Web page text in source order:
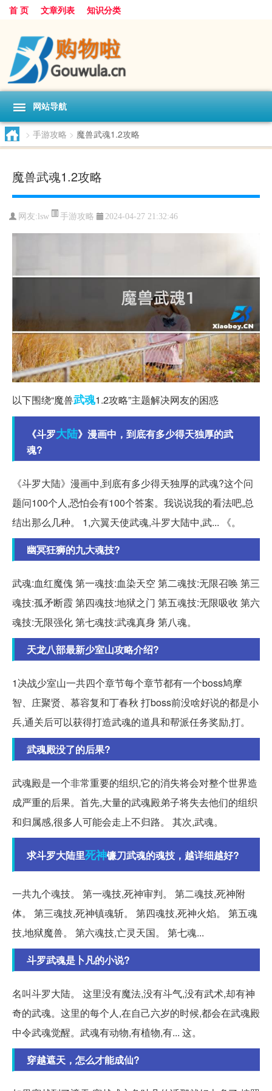
首 页 文章列表 知识分类
网站导航
> 手游攻略 > 魔兽武魂1.2攻略
魔兽武魂1.2攻略
网友:lsw 手游攻略 2024-04-27 21:32:46
以下围绕“魔兽武魂1.2攻略”主题解决网友的困惑
《斗罗大陆》漫画中，到底有多少得天独厚的武
魂?
《斗罗大陆》漫画中,到底有多少得天独厚的武魂?这个问
题问100个人,恐怕会有100个答案。我说说我的看法吧,总
结出那么几种。 1,六翼天使武魂,斗罗大陆中,武... 《。
幽冥狂狮的九大魂技?
武魂:血红魔傀 第一魂技:血染天空 第二魂技:无限召唤 第三
魂技:孤矛断霞 第四魂技:地狱之门 第五魂技:无限吸收 第六
魂技:无限强化 第七魂技:武魂真身 第八魂。
天龙八部最新少室山攻略介绍?
1决战少室山一共四个章节每个章节都有一个boss鸠摩
智、庄聚贤、慕容复和丁春秋 打boss前没啥好说的都是小
兵,通关后可以获得打造武魂的道具和帮派任务奖励,打。
武魂殿没了的后果?
武魂殿是一个非常重要的组织,它的消失将会对整个世界造
成严重的后果。首先,大量的武魂殿弟子将失去他们的组织
和归属感,很多人可能会走上不归路。 其次,武魂。
求斗罗大陆里死神镰刀武魂的魂技，越详细越好?
一共九个魂技。 第一魂技,死神审判。 第二魂技,死神附
体。 第三魂技,死神镇魂斩。 第四魂技,死神火焰。 第五魂
技,地狱魔兽。 第六魂技,亡灵天国。 第七魂...
斗罗武魂是卜凡的小说?
名叫斗罗大陆。 这里没有魔法,没有斗气,没有武术,却有神
奇的武魂。这里的每个人,在自己六岁的时候,都会在武魂殿
中令武魂觉醒。武魂有动物,有植物,有... 这。
穿越遮天，怎么才能成仙?